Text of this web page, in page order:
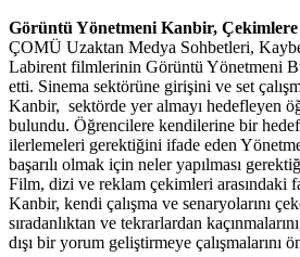
Görüntü Yönetmeni Kanbir,
ÇOMÜ Uzaktan Medya Sohbetleri,
Labirent filmlerinin Görüntü Yönetmeni
etti. Sinema sektörüne girişini ve set
Kanbir, sektörde yer almayı hedefleyen
bulundu. Öğrencilere kendilerine bir
ilerlemeleri gerektiğini ifade eden
başarılı olmak için neler yapılması
Film, dizi ve reklam çekimleri arasındaki
Kanbir, kendi çalışma ve senaryolarını
sıradanlıktan ve tekrarlardan
dışı bir yorum geliştirmeye çalışmalarını